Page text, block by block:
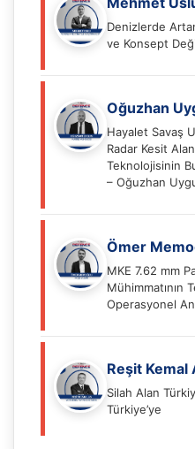
Denizlerde
ve Konsept
Oğuzhan
Hayalet Savaş
Radar Kesit
Teknolojisinin
– Oğuzhan
Ömer
MKE 7.62 mm
Mühimmatının
Operasyonel
Reşit Kemal
Silah Alan
Türkiye’ye